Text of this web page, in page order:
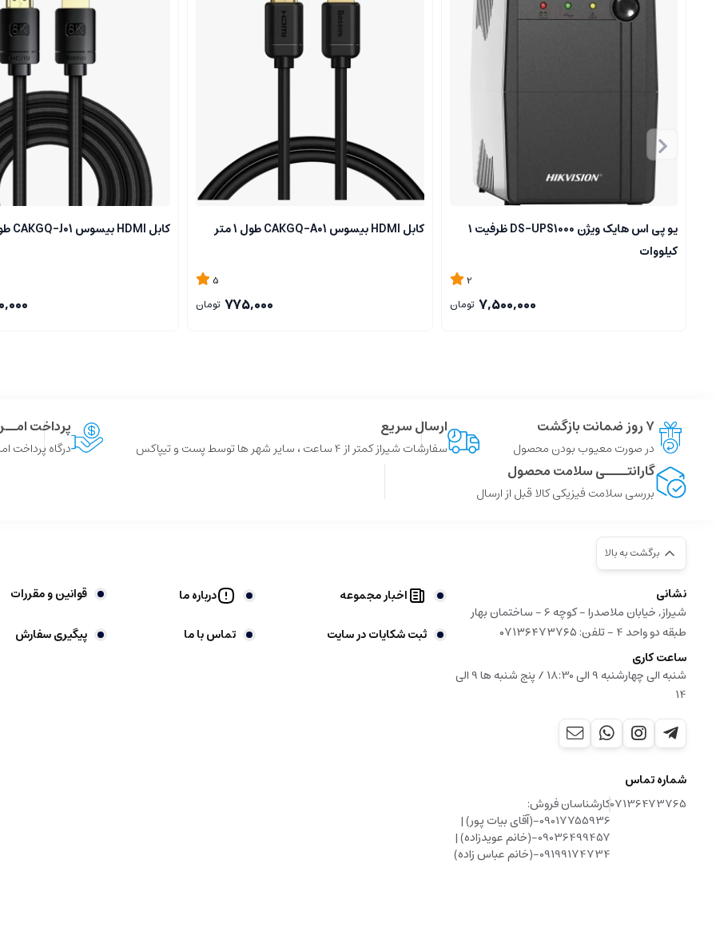
یو پی اس هایک ویژن DS-UPS1000 ظرفیت ۱
کیلووات
2
7,500,000 تومان
کابل HDMI بیسوس CAKGQ-A01 طول 1 متر
5
775,000 تومان
کابل HDMI بیسوس CAKGQ-J01 طول 1 متر
۷ روز ضمانت بازگشت
در صورت معیوب بودن محصول
ارسال سریع
سفارشات شیراز کمتر از 4 ساعت ، سایر شهر ها توسط پست و تیپاکس
پرداخت
درگاه پرداخت
گارانتــــی سلامت محصول
بررسی سلامت فیزیکی کالا قبل از ارسال
برگشت به بالا
نشانی
شیراز, خیابان ملاصدرا - کوچه 6 - ساختمان بهار
طبقه دو واحد 4 - تلفن: ۰۷۱۳۶۴۷۳۷۶۵
ساعت کاری
شنبه الی چهارشنبه 9 الی 18:30 / پنج شنبه ها 9 الی
14
شماره تماس
07136473765کارشناسان فروش:
09017755936-(آقای بیات پور) |
09036499457-(خانم عویدزاده) |
09199174734-(خانم عباس زاده)
اخبار مجموعه درباره ما قوانین و مقررات
ثبت شکایات در سایت تماس با ما پیگیری سفارش